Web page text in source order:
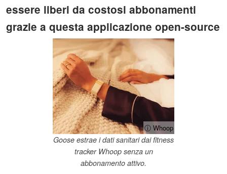
essere liberi da costosi abbonamenti
grazie a questa applicazione open-source
ⓘ Whoop
Goose estrae i dati sanitari dai fitness
tracker Whoop senza un
abbonamento attivo.